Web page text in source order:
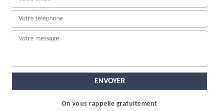
On vous rappelle gratuitement